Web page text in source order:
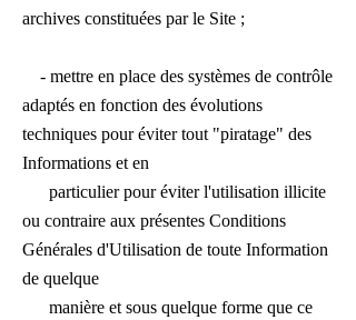
archives constituées par le Site ;
- mettre en place des systèmes de contrôle
adaptés en fonction des évolutions
techniques pour éviter tout "piratage" des
Informations et en
particulier pour éviter l'utilisation illicite
ou contraire aux présentes Conditions
Générales d'Utilisation de toute Information
de quelque
manière et sous quelque forme que ce